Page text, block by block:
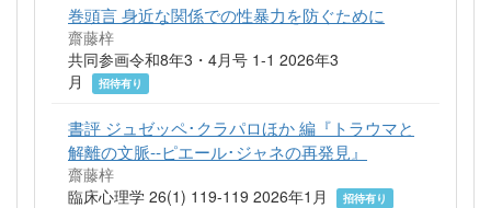
巻頭言 身近な関係での性暴力を防ぐために
齋藤梓
共同参画令和8年3・4月号 1-1 2026年3
月
招待有り
書評 ジュゼッペ･クラパロほか 編『トラウマと
解離の文脈--ピエール･ジャネの再発見』
齋藤梓
臨床心理学 26(1) 119-119 2026年1月
招待有り